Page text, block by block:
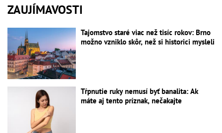
ZAUJÍMAVOSTI
Tajomstvo staré viac než tisíc rokov: Brno
možno vzniklo skôr, než si historici mysleli
Tŕpnutie ruky nemusí byť banalita: Ak
máte aj tento príznak, nečakajte